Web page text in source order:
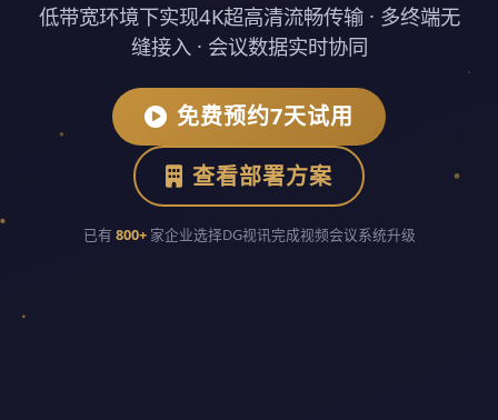
低带宽环境下实现4K超高清流畅传输 · 多终端无
缝接入 · 会议数据实时协同
免费预约7天试用
查看部署方案
已有 800+家企业选择DG视讯完成视频会议系统升级